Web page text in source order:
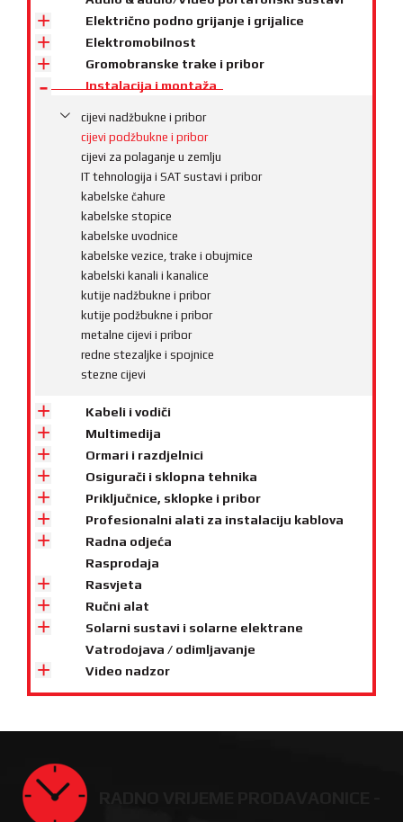
Električno podno grijanje i grijalice
Elektromobilnost
Gromobranske trake i pribor
Instalacija i montaža
cijevi nadžbukne i pribor
cijevi podžbukne i pribor
cijevi za polaganje u zemlju
IT tehnologija i SAT sustavi i pribor
kabelske čahure
kabelske stopice
kabelske uvodnice
kabelske vezice, trake i obujmice
kabelski kanali i kanalice
kutije nadžbukne i pribor
kutije podžbukne i pribor
metalne cijevi i pribor
redne stezaljke i spojnice
stezne cijevi
Kabeli i vodiči
Multimedija
Ormari i razdjelnici
Osigurači i sklopna tehnika
Priključnice, sklopke i pribor
Profesionalni alati za instalaciju kablova
Radna odjeća
Rasprodaja
Rasvjeta
Ručni alat
Solarni sustavi i solarne elektrane
Vatrodojava / odimljavanje
Video nadzor